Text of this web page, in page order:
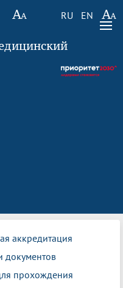
RU EN
аккредитация
документов
прохождения